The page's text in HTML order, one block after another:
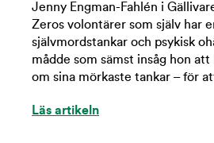
Jenny Engman-Fahlén i
Zeros volontärer som själv har
självmordstankar och psykisk
mådde som sämst insåg hon
om sina mörkaste tankar – för
Läs artikeln